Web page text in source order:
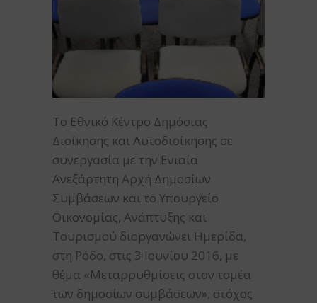
Το Εθνικό Κέντρο Δημόσιας
Διοίκησης και Αυτοδιοίκησης σε
συνεργασία με την Ενιαία
Ανεξάρτητη Αρχή Δημοσίων
Συμβάσεων και το Υπουργείο
Οικονομίας, Ανάπτυξης και
Τουρισμού διοργανώνει Ημερίδα,
στη Ρόδο, στις 3 Ιουνίου 2016, με
θέμα «Μεταρρυθμίσεις στον τομέα
των δημοσίων συμβάσεων», στόχος